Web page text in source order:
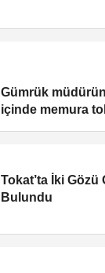
Gümrük
içinde memura
Tokat’ta İki
Bulundu